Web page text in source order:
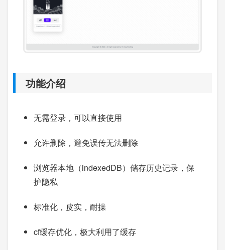
功能介绍
无需登录，可以直接使用
允许删除，避免误传无法删除
浏览器本地（indexedDB）储存历史记录，保
护隐私
标准化，皮实，耐操
cf缓存优化，极大利用了缓存